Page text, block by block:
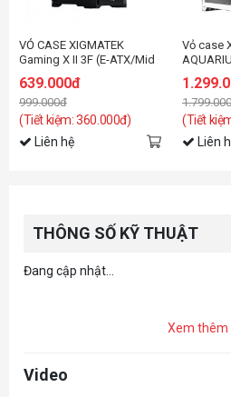
VỎ CASE XIGMATEK
Gaming X II 3F (E-ATX/Mid
639.000đ
999.000đ
(Tiết kiệm: 360.000đ)
Liên hệ
Vỏ case
(Tiết
Liên
THÔNG SỐ KỸ THUẬT
Đang cập nhật...
Xem thêm
Video